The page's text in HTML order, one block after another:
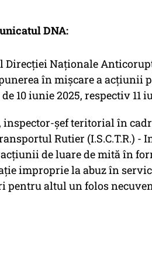
DNA:
Direcției Naționale
în mișcare a acțiunii
10 iunie 2025, respectiv 11
inspector-șef teritorial în
Rutier (I.S.C.T.R.) -
de luare de mită în
improprie la abuz în
pentru altul un folos